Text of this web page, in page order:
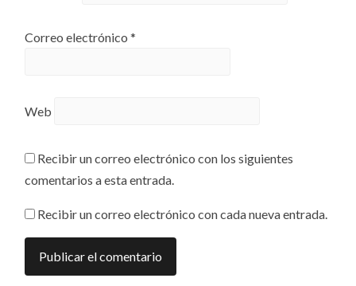
Correo electrónico*
Web
Recibir un correo electrónico con los siguientes
comentarios a esta entrada.
Recibir un correo electrónico con cada nueva entrada.